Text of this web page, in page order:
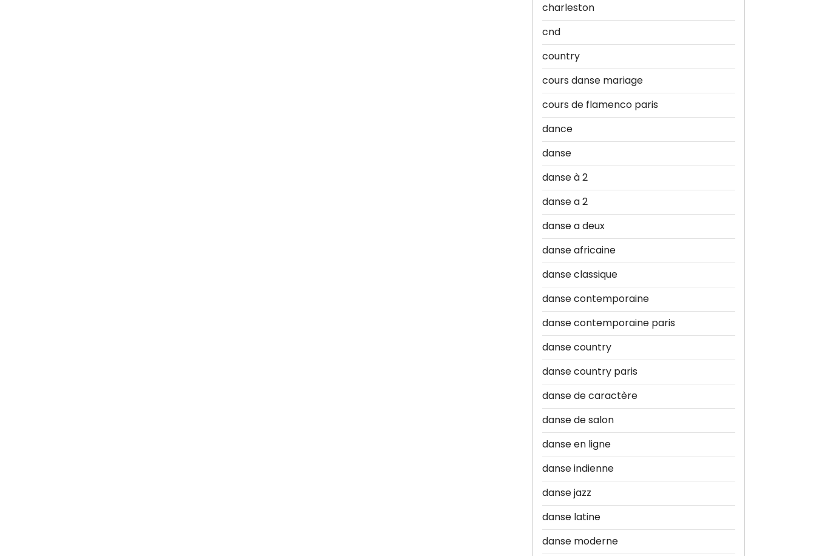
charleston
cnd
country
cours danse mariage
cours de flamenco paris
dance
danse
danse à 2
danse a 2
danse a deux
danse africaine
danse classique
danse contemporaine
danse contemporaine paris
danse country
danse country paris
danse de caractère
danse de salon
danse en ligne
danse indienne
danse jazz
danse latine
danse moderne